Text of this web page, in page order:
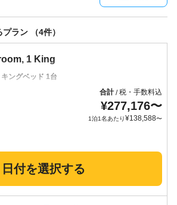
ラン （4件）
1 King
キングベッド 1台
合計/税・手数料込
¥277,176〜
1泊1名あたり¥138,588〜
日付を選択する